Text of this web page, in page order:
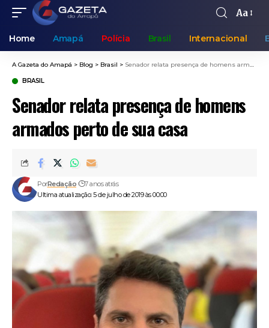
Aa
Home Amapá Polícia Brasil Internacional
A Gazeta do Amapá > Blog > Brasil > Senador relata presença de homens armados perto de sua casa
BRASIL
Senador relata presença de homens
armados perto de sua casa
Ultima atualização: 5 de julho de 2019 às 00:00
PorRedação 7 anos atrás